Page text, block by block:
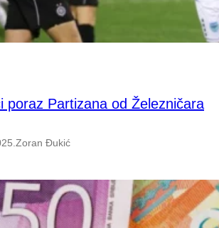
poraz Partizana od Železničara
.Zoran Đukić